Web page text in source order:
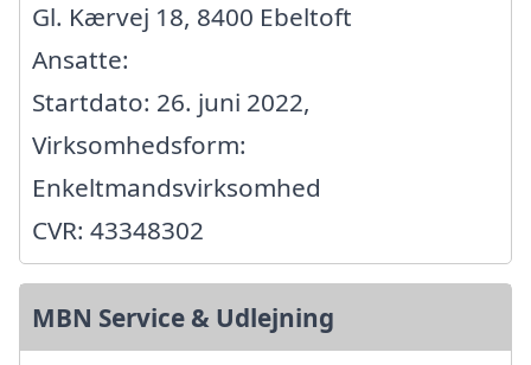
Gl. Kærvej 18, 8400 Ebeltoft
Ansatte:
Startdato: 26. juni 2022,
Virksomhedsform:
Enkeltmandsvirksomhed
CVR: 43348302
MBN Service & Udlejning